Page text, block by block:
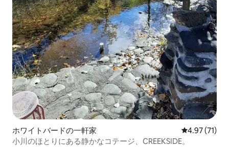
ホワイトバードの一軒家 レビュー71
4.97 (71)
小川のほとりにある静かなコテージ、CREEKSIDE。